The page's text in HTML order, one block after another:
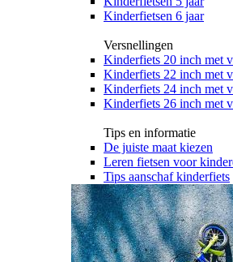
Kinderfietsen 6 jaar
Versnellingen
Kinderfiets 20 inch met
Kinderfiets 22 inch met
Kinderfiets 24 inch met
Kinderfiets 26 inch met
Tips en informatie
De juiste maat kiezen
Leren fietsen voor
Tips aanschaf kinderfiets